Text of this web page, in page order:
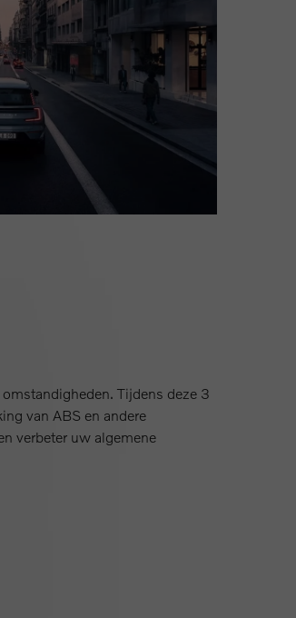
Tijdens deze 3
van ABS en andere
verbeter uw algemene